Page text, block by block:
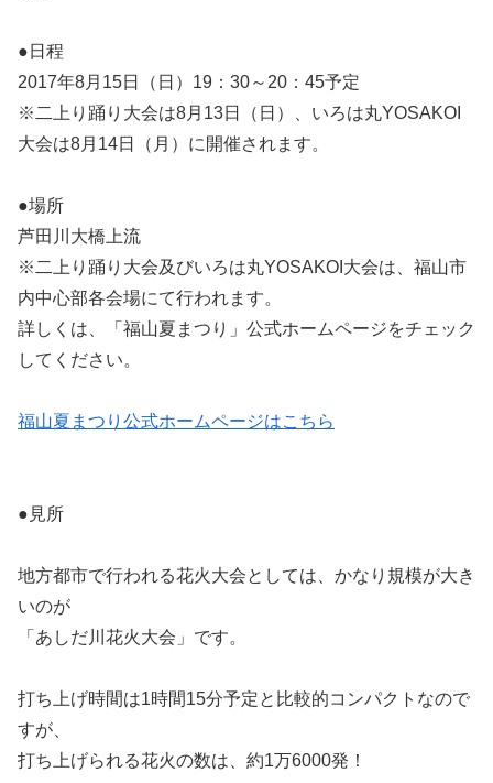
●日程
2017年8月15日（日）19：30～20：45予定
※二上り踊り大会は8月13日（日）、いろは丸YOSAKOI
大会は8月14日（月）に開催されます。
●場所
芦田川大橋上流
※二上り踊り大会及びいろは丸YOSAKOI大会は、福山市
内中心部各会場にて行われます。
詳しくは、「福山夏まつり」公式ホームページをチェック
してください。
福山夏まつり公式ホームページはこちら
●見所
地方都市で行われる花火大会としては、かなり規模が大き
いのが
「あしだ川花火大会」です。
打ち上げ時間は1時間15分予定と比較的コンパクトなので
すが、
打ち上げられる花火の数は、約1万6000発！